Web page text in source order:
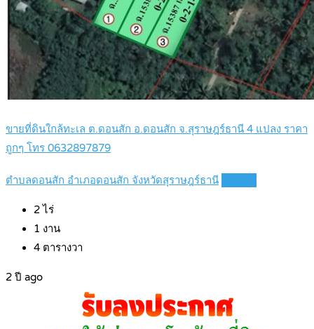
ขายที่ดินใกล้ทะเล ต.ดอนสัก อ.ดอนสัก จ.สุราษฎร์ธานี 4 แปลง ราคา
ถูกๆ โทร 0632897879
ตำบลดอนสัก อำเภอดอนสัก จังหวัดสุราษฎร์ธานี
2 ไร่
1 งาน
4 ตารางวา
2 ปี ago